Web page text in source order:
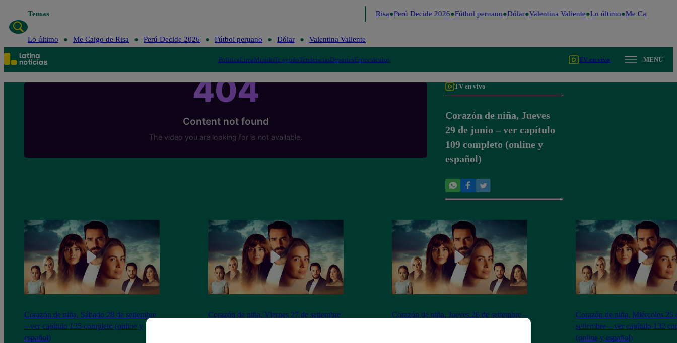
Temas Me Caigo de Risa Perú Decide 2026 Fútbol peruano Dólar Valentina Valiente Lo último Me Caigo de
Lo último Me Caigo de Risa Perú Decide 2026 Fútbol peruano Dólar Valentina Valiente
PolíticaLimaMundoTe ayudoTendenciasDeportesEspectáculos TV en vivo MENÚ
TV en vivo
Corazón de niña, Jueves
29 de junio – ver capítulo
109 completo (online y
español)
Corazón de niña, Sábado 28 de setiembre
– ver capítulo 135 completo (online y
español)
Corazón de niña, Viernes 27 de setiembre
Corazón de niña, Jueves 26 de setiembre –
Corazón de niña, Miércoles 25
setiembre – ver capítulo 132
(online y español)